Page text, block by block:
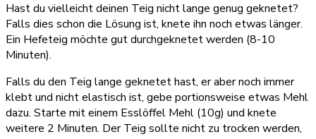
Hast du vielleicht deinen Teig nicht lange genug geknetet?
Falls dies schon die Lösung ist, knete ihn noch etwas länger.
Ein Hefeteig möchte gut durchgeknetet werden (8-10
Minuten).
Falls du den Teig lange geknetet hast, er aber noch immer
klebt und nicht elastisch ist, gebe portionsweise etwas Mehl
dazu. Starte mit einem Esslöffel Mehl (10g) und knete
weitere 2 Minuten. Der Teig sollte nicht zu trocken werden,